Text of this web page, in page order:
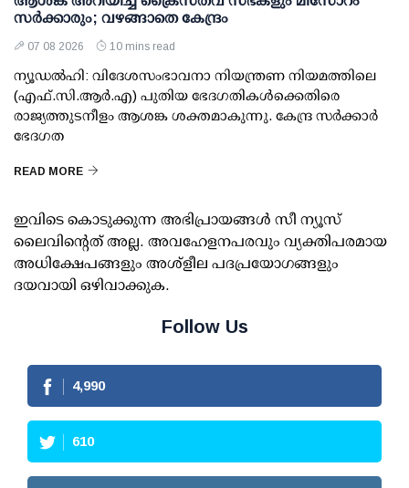
സര്‍ക്കാരും; വഴങ്ങാതെ കേന്ദ്രം
07 08 2026 10 mins read
ന്യൂഡല്‍ഹി: വിദേശസംഭാവനാ നിയന്ത്രണ നിയമത്തിലെ
(എഫ്.സി.ആര്‍.എ) പുതിയ ഭേദഗതികള്‍ക്കെതിരെ
രാജ്യത്തുടനീളം ആശങ്ക ശക്തമാകുന്നു. കേന്ദ്ര സര്‍ക്കാര്‍
ഭേദഗത
READ MORE
ഇവിടെ കൊടുക്കുന്ന അഭിപ്രായങ്ങള്‍ സീ ന്യൂസ്
ലൈവിന്റെത് അല്ല. അവഹേളനപരവും വ്യക്തിപരമായ
അധിക്ഷേപങ്ങളും അശ്‌ളീല പദപ്രയോഗങ്ങളും
ദയവായി ഒഴിവാക്കുക.
Follow Us
4,990
610